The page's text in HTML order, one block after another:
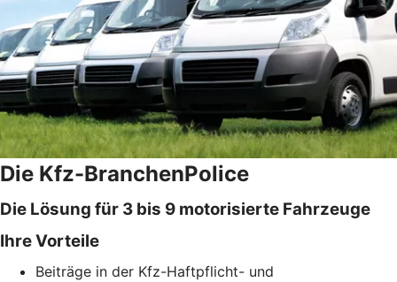
Die Kfz-BranchenPolice
Die Lösung für 3 bis 9 motorisierte Fahrzeuge
Ihre Vorteile
Beiträge in der Kfz-Haftpflicht- und